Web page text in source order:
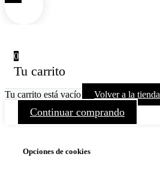
0
Tu carrito
Tu carrito está vacío Volver a la tienda
Continuar comprando
Opciones de cookies